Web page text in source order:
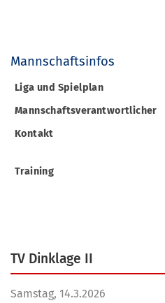
Mannschaftsinfos
Liga und Spielplan
Mannschaftsverantwortlicher
Kontakt
Training
TV Dinklage II
Samstag, 14.3.2026